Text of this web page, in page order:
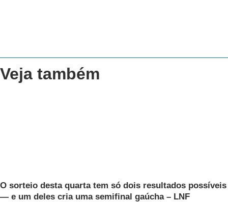
Veja também
O sorteio desta quarta tem só dois resultados possíveis
— e um deles cria uma semifinal gaúcha – LNF